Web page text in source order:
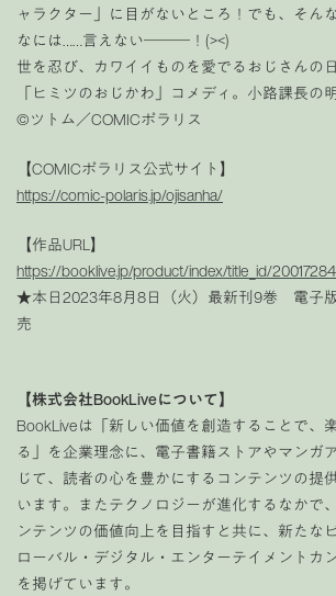
ャラクター」に目がないところ！でも、そん
なには……言えない―――！(><)
世を忍び、カワイイものを愛でるおじさんの
「ヒミツのおじかわ」コメディ。小路課長の
©ツトム／COMICポラリス
【COMICポラリス公式サイト】
https://comic-polaris.jp/ojisanha/
【作品URL】
https://booklive.jp/product/index/title_id/
★本日2023年8月8日（火）最新刊9巻 電子
売
【株式会社BookLiveについて】
BookLiveは「新しい価値を創造することで、
る」を企業理念に、電子書籍ストアやマンガ
じて、読者の心を豊かにするコンテンツの提
います。またテクノロジーが進化するなかで
ンテンツの価値向上を目指すと共に、新たな
ローバル・デジタル・エンターテイメントカ
を掲げています。